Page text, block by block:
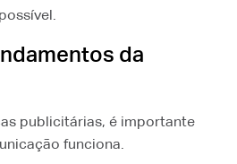
da
publicitárias, é importante
funciona.